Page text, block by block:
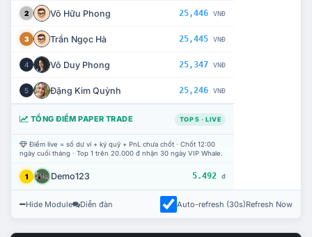
2 Võ Hữu Phong 25,446 VNĐ
3 Trần Ngọc Hà 25,445 VNĐ
4 Võ Duy Phong 25,347 VNĐ
5 Đặng Kim Quỳnh 25,246 VNĐ
TỔNG ĐIỂM PAPER TRADE TOP 5 · LIVE
Điểm live = số dư ví + ký quỹ + PnL chưa chốt · Chốt 12:00
ngày cuối tháng · Top 1 trên 20.000 đ nhận 30 ngày VIP Whale.
1 Demo123 5.492 đ
Hide Module Diễn đàn Auto-refresh (30s)Refresh Now